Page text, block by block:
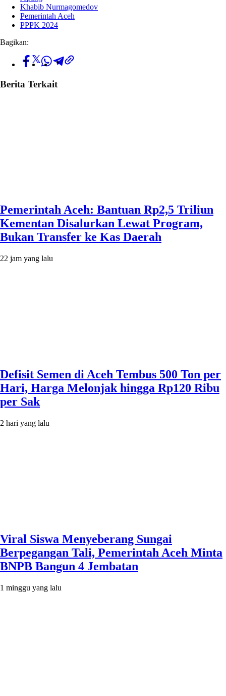
Khabib Nurmagomedov
Pemerintah Aceh
PPPK 2024
Bagikan:
Berita Terkait
Pemerintah Aceh: Bantuan Rp2,5 Triliun
Kementan Disalurkan Lewat Program,
Bukan Transfer ke Kas Daerah
22 jam yang lalu
Defisit Semen di Aceh Tembus 500 Ton per
Hari, Harga Melonjak hingga Rp120 Ribu
per Sak
2 hari yang lalu
Viral Siswa Menyeberang Sungai
Berpegangan Tali, Pemerintah Aceh Minta
BNPB Bangun 4 Jembatan
1 minggu yang lalu